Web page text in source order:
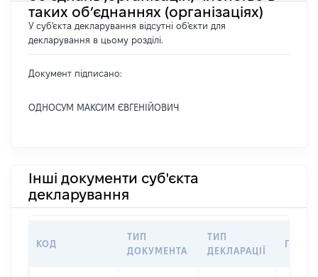
таких об’єднаннях (організаціях)
У суб'єкта декларування відсутні об'єкти для
декларування в цьому розділі.
Документ підписано:
ОДНОСУМ МАКСИМ ЄВГЕНІЙОВИЧ
Інші документи суб'єкта
декларування
КОД
ТИП
ДОКУМЕНТА
ТИП
ДЕКЛАРАЦІЇ